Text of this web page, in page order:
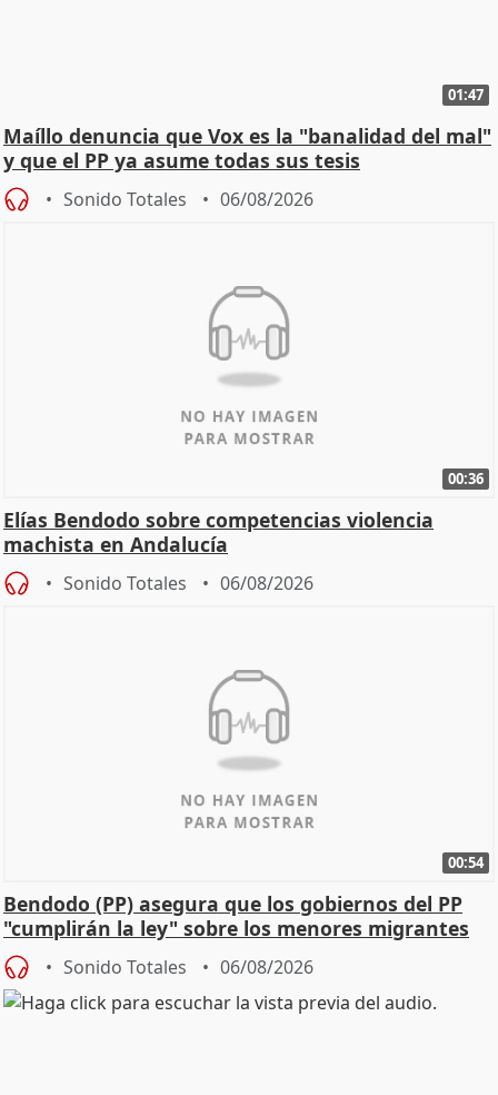
01:47
Maíllo denuncia que Vox es la "banalidad del mal"
y que el PP ya asume todas sus tesis
Sonido Totales 06/08/2026
00:36
Elías Bendodo sobre competencias violencia
machista en Andalucía
Sonido Totales 06/08/2026
00:54
Bendodo (PP) asegura que los gobiernos del PP
"cumplirán la ley" sobre los menores migrantes
Sonido Totales 06/08/2026